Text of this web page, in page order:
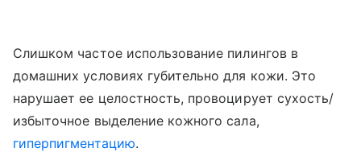
Слишком частое использование пилингов в
домашних условиях губительно для кожи. Это
нарушает ее целостность, провоцирует сухость/
избыточное выделение кожного сала,
гиперпигментацию.